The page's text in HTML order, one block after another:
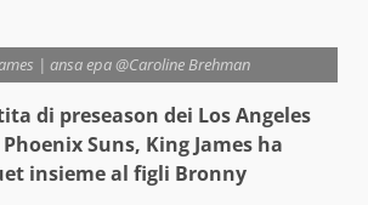
| ansa epa @Caroline Brehman
di preseason dei Los Angeles
Suns, King James ha
insieme al figli Bronny